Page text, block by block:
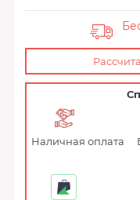
Наличная оплата